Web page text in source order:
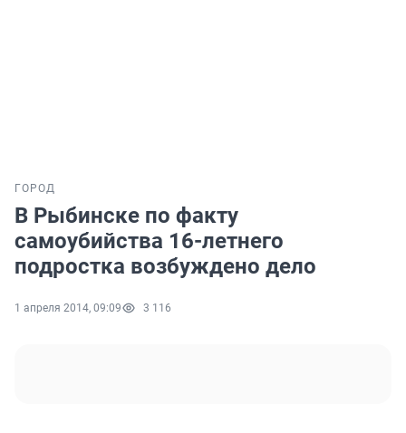
ГОРОД
В Рыбинске по факту
самоубийства 16-летнего
подростка возбуждено дело
1 апреля 2014, 09:09 3 116